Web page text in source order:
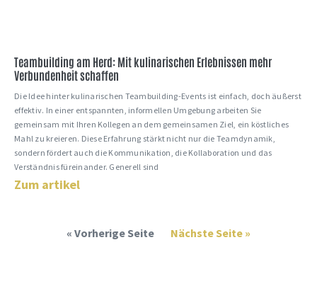
Teambuilding am Herd: Mit kulinarischen Erlebnissen mehr
Verbundenheit schaffen
Die Idee hinter kulinarischen Teambuilding-Events ist einfach, doch äußerst
effektiv. In einer entspannten, informellen Umgebung arbeiten Sie
gemeinsam mit Ihren Kollegen an dem gemeinsamen Ziel, ein köstliches
Mahl zu kreieren. Diese Erfahrung stärkt nicht nur die Teamdynamik,
sondern fördert auch die Kommunikation, die Kollaboration und das
Verständnis füreinander. Generell sind
Zum artikel
« Vorherige Seite Nächste Seite »